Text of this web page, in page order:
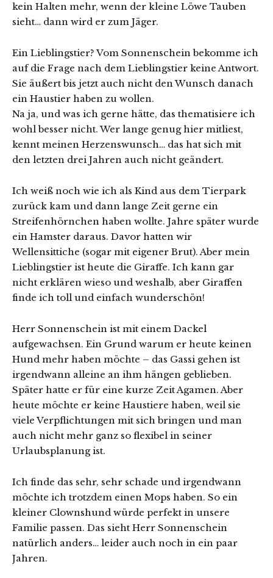
kein Halten mehr, wenn der kleine Löwe Tauben
sieht… dann wird er zum Jäger.
Ein Lieblingstier? Vom Sonnenschein bekomme ich
auf die Frage nach dem Lieblingstier keine Antwort.
Sie äußert bis jetzt auch nicht den Wunsch danach
ein Haustier haben zu wollen.
Na ja, und was ich gerne hätte, das thematisiere ich
wohl besser nicht. Wer lange genug hier mitliest,
kennt meinen Herzenswunsch… das hat sich mit
den letzten drei Jahren auch nicht geändert.
Ich weiß noch wie ich als Kind aus dem Tierpark
zurück kam und dann lange Zeit gerne ein
Streifenhörnchen haben wollte. Jahre später wurde
ein Hamster daraus. Davor hatten wir
Wellensittiche (sogar mit eigener Brut). Aber mein
Lieblingstier ist heute die Giraffe. Ich kann gar
nicht erklären wieso und weshalb, aber Giraffen
finde ich toll und einfach wunderschön!
Herr Sonnenschein ist mit einem Dackel
aufgewachsen. Ein Grund warum er heute keinen
Hund mehr haben möchte – das Gassi gehen ist
irgendwann alleine an ihm hängen geblieben.
Später hatte er für eine kurze Zeit Agamen. Aber
heute möchte er keine Haustiere haben, weil sie
viele Verpflichtungen mit sich bringen und man
auch nicht mehr ganz so flexibel in seiner
Urlaubsplanung ist.
Ich finde das sehr, sehr schade und irgendwann
möchte ich trotzdem einen Mops haben. So ein
kleiner Clownshund würde perfekt in unsere
Familie passen. Das sieht Herr Sonnenschein
natürlich anders… leider auch noch in ein paar
Jahren.